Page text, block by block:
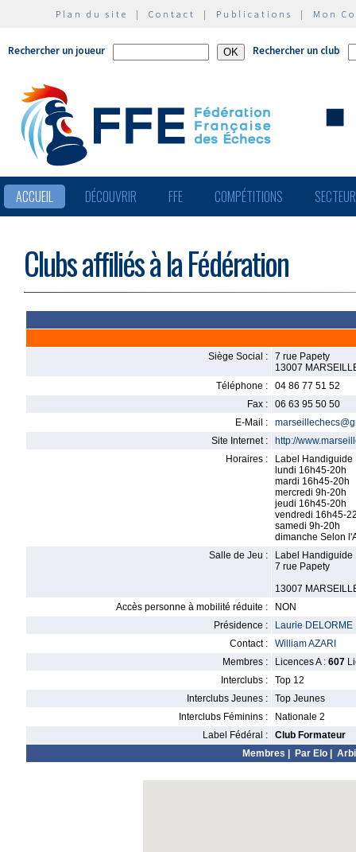
Plan du site | Contact | Publications | Mon
Rechercher un joueur Rechercher un club
ACCUEIL DÉCOUVRIR FFE COMPÉTITIONS
Clubs affiliés à la Fédération
Siège Social :
7 rue Papety
13007
Téléphone :
04 86 77 51 52
Fax :
06 63 95 50 50
E-Mail :
Site Internet :
http://
Horaires :
Label Handiguide
lundi 16h45-20h
mardi 16h45-20h
mercredi 9h-20h
jeudi 16h45-20h
vendredi 16h45-
samedi 9h-20h
dimanche Selon
Salle de Jeu :
Label Handiguide
7 rue Papety
13007
Accès personne à mobilité réduite :
NON
Présidence :
Laurie DELORME
Contact :
William AZARI
Membres :
Licences A : 607
Interclubs :
Top 12
Interclubs Jeunes :
Top Jeunes
Interclubs Féminins :
Nationale 2
Label Fédéral :
Club Formateur
Membres
Par Elo